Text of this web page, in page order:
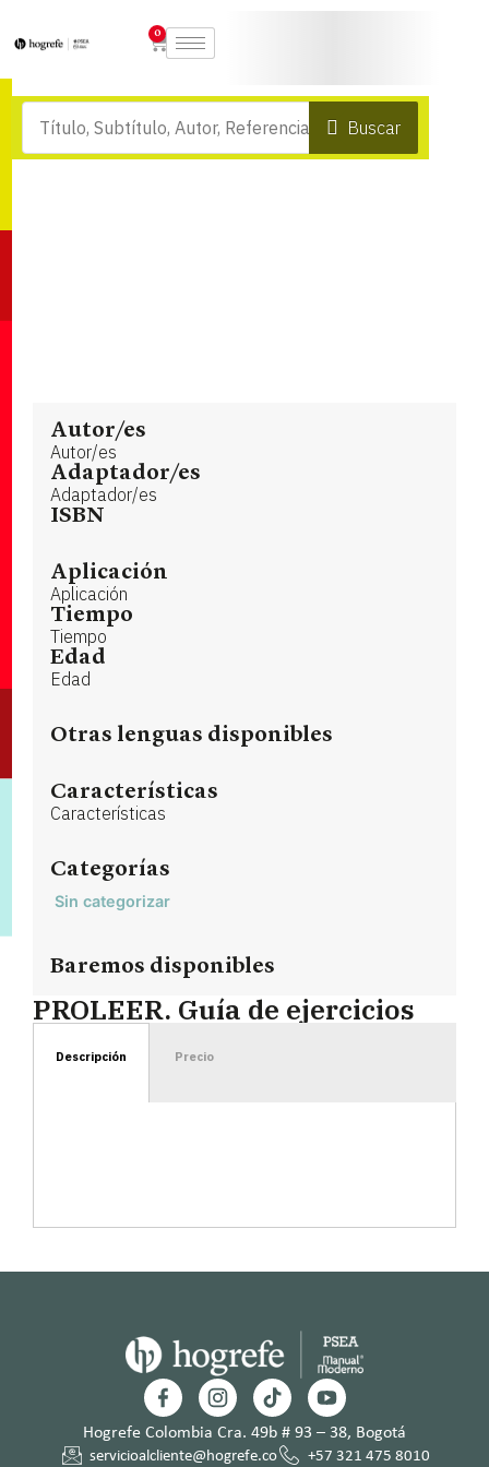
0
Buscar
Autor/es
Autor/es
Adaptador/es
Adaptador/es
ISBN
Aplicación
Aplicación
Tiempo
Tiempo
Edad
Edad
Otras lenguas disponibles
Características
Características
Categorías
Sin categorizar
Baremos disponibles
PROLEER. Guía de ejercicios
Descripción Precio
Hogrefe Colombia Cra. 49b # 93 – 38, Bogotá
servicioalcliente@hogrefe.co +57 321 475 8010